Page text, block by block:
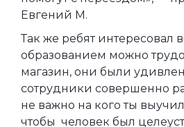
Евгений М.
Так же ребят интересовал
образованием можно
магазин, они были
сотрудники совершенно
не важно на кого ты
чтобы человек был